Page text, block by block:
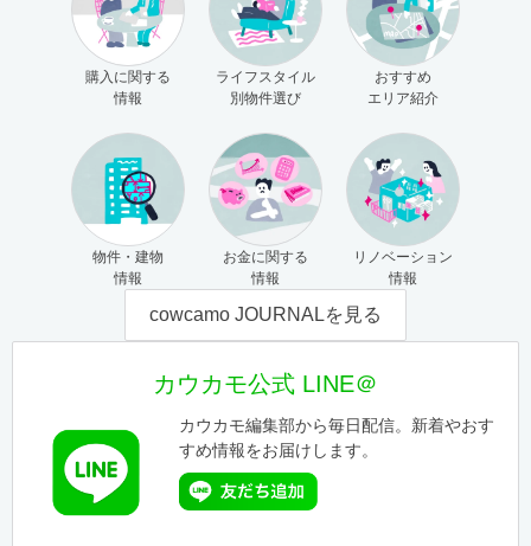
購入に関する
情報
ライフスタイル
別物件選び
おすすめ
エリア紹介
物件・建物
情報
お金に関する
情報
リノベーション
情報
cowcamo JOURNALを見る
カウカモ公式 LINE＠
カウカモ編集部から毎日配信。新着やおす
すめ情報をお届けします。